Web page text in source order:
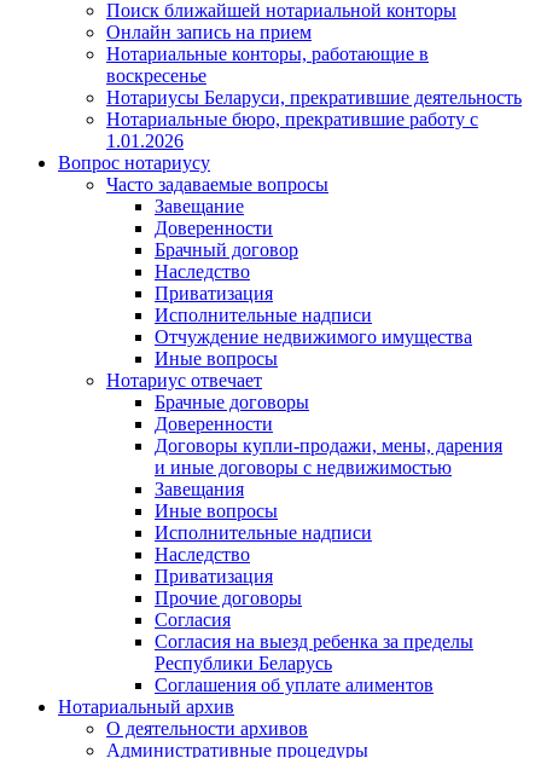
Поиск ближайшей нотариальной конторы
Онлайн запись на прием
Нотариальные конторы, работающие в
воскресенье
Нотариусы Беларуси, прекратившие деятельность
Нотариальные бюро, прекратившие работу с
1.01.2026
Вопрос нотариусу
Часто задаваемые вопросы
Завещание
Доверенности
Брачный договор
Наследство
Приватизация
Исполнительные надписи
Отчуждение недвижимого имущества
Иные вопросы
Нотариус отвечает
Брачные договоры
Доверенности
Договоры купли-продажи, мены, дарения
и иные договоры с недвижимостью
Завещания
Иные вопросы
Исполнительные надписи
Наследство
Приватизация
Прочие договоры
Согласия
Согласия на выезд ребенка за пределы
Республики Беларусь
Соглашения об уплате алиментов
Нотариальный архив
О деятельности архивов
Административные процедуры